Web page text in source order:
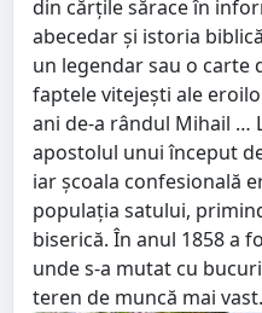
din cărţile sărace în
abecedar şi istoria
un legendar sau o carte
faptele vitejeşti ale
ani de-a rândul Mihail …
apostolul unui început
iar şcoala confesională
populaţia satului,
biserică. În anul 1858 a
unde s-a mutat cu
teren de muncă mai vast.